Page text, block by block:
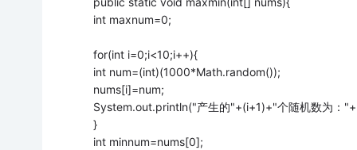
int maxnum=0;
for(int i=0;i<10;i++){
int num=(int)(1000*Math.random());
nums[i]=num;
System.out.println("产生的"+(i+1)+"个随机数为：
}
int minnum=nums[0];